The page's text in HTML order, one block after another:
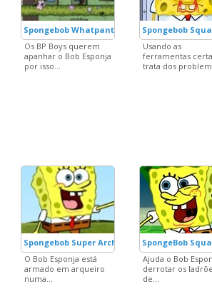
Spongebob Whatpants
Os BP Boys querem
apanhar o Bob Esponja
por isso...
Spongebob
Usando as
ferramentas
trata dos
Spongebob Super Archer
O Bob Esponja está
armado em arqueiro
numa...
SpongeBob
Ajuda o Bob
derrotar os
de...